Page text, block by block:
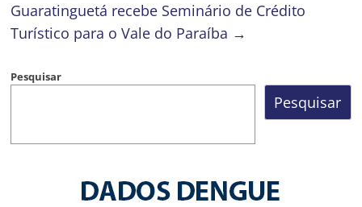
Guaratinguetá recebe Seminário de Crédito
Turístico para o Vale do Paraíba →
Pesquisar
Pesquisar